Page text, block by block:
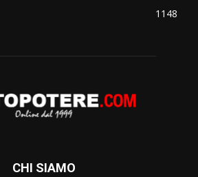
1148
CHI SIAMO